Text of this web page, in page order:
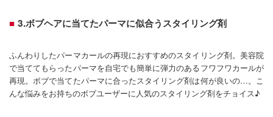
3.ボブヘアに当てたパーマに似合うスタイリング剤
ふんわりしたパーマカールの再現におすすめのスタイリング剤。美容院
で当ててもらったパーマを自宅でも簡単に弾力のあるフワフワカールが
再現。ボブで当てたパーマに合ったスタイリング剤は何が良いの…。こ
んな悩みをお持ちのボブユーザーに人気のスタイリング剤をチョイス♪